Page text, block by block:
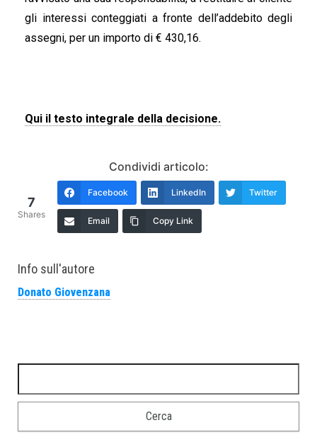
gli interessi conteggiati a fronte dell’addebito degli
assegni, per un importo di € 430,16.
Qui il testo integrale della decisione.
Condividi articolo:
7
Shares
Facebook LinkedIn Twitter
Email Copy Link
Info sull'autore
Donato Giovenzana